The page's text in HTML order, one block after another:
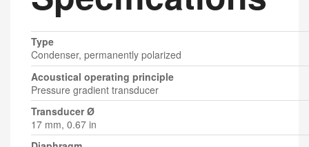
Type
Condenser, permanently polarized
Acoustical operating principle
Pressure gradient transducer
Transducer Ø
17 mm, 0.67 in